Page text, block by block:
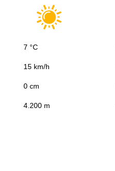
7 °C
15 km/h
0 cm
4.200 m